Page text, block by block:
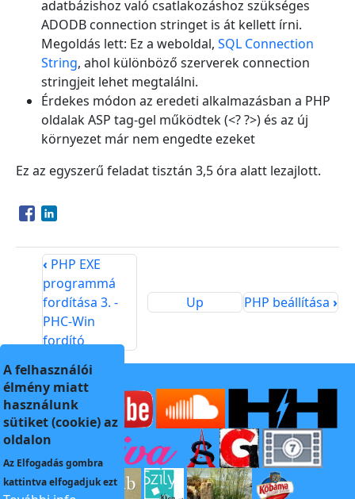
adatbázishoz való csatlakozáshoz szükséges
ADODB connection stringet is át kellett írni.
Megoldás lett: Ez a weboldal, SQL Connection
String, ahol különböző szerverek connection
stringjeit lehet megtalálni.
Érdekes módon az eredeti alkalmazásban a PHP
oldalak ASP tag-gel működtek (<? ?>) és az új
környezet már nem engedte ezeket
Ez az egyszerű feladat tisztán 3,5 óra alatt lezajlott.
Opens in a new window
Opens in a new window
‹ PHP EXE
programmá
fordítása 3. -
PHC-Win
fordító
Up PHP beállítása›
A felhasználói
élmény miatt
használunk
sütiket (cookie) az
oldalon
Az Elfogadásgombra
kattintva elfogadjuk ezt